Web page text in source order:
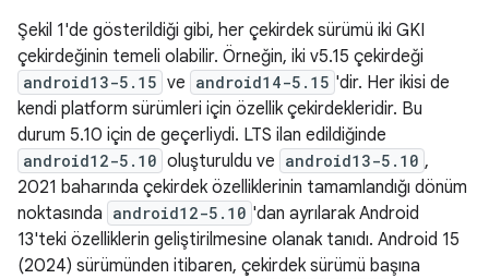
Şekil 1'de gösterildiği gibi, her çekirdek sürümü iki GKI
çekirdeğinin temeli olabilir. Örneğin, iki v5.15 çekirdeği
android13-5.15 ve android14-5.15 'dir. Her ikisi de
kendi platform sürümleri için özellik çekirdekleridir. Bu
durum 5.10 için de geçerliydi. LTS ilan edildiğinde
android12-5.10 oluşturuldu ve android13-5.10 ,
2021 baharında çekirdek özelliklerinin tamamlandığı dönüm
noktasında android12-5.10 'dan ayrılarak Android
13'teki özelliklerin geliştirilmesine olanak tanıdı. Android 15
(2024) sürümünden itibaren, çekirdek sürümü başına